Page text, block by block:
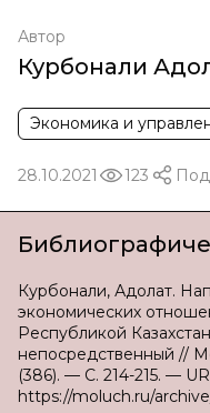
Автор
Курбонали
Экономика и
28.10.2021 123
Курбонали, Адолат.
экономических
Республикой
непосредственный //
(386). — С. 214-215. —
https://moluch.ru/